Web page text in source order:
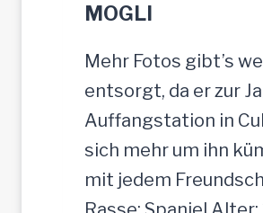
r
d
e
e
i
n
MOGLI
Mehr Fotos gibt’s
entsorgt, da er zur
Auffangstation in
sich mehr um ihn
mit jedem